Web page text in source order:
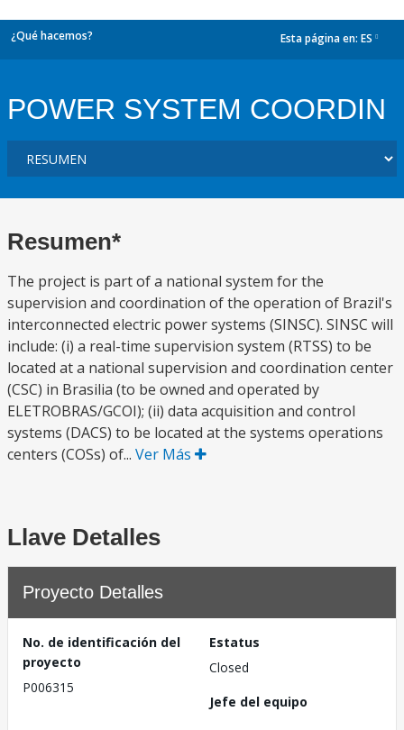
¿Qué hacemos? Esta página en: ES
POWER SYSTEM COORDIN
Resumen*
The project is part of a national system for the
supervision and coordination of the operation of Brazil's
interconnected electric power systems (SINSC). SINSC will
include: (i) a real-time supervision system (RTSS) to be
located at a national supervision and coordination center
(CSC) in Brasilia (to be owned and operated by
ELETROBRAS/GCOI); (ii) data acquisition and control
systems (DACS) to be located at the systems operations
centers (COSs) of... Ver Más
Llave Detalles
Proyecto Detalles
No. de identificación del
proyecto
P006315
Estatus
Closed
Jefe del equipo